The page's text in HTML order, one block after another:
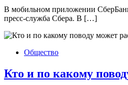
В мобильном приложении
пресс-служба Сбера. В […]
Общество
Кто и по какому